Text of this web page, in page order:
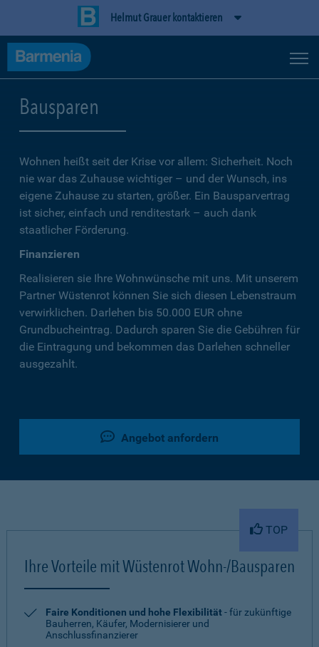
Helmut Grauer kontaktieren
Bausparen
Wohnen heißt seit der Krise vor allem: Sicherheit. Noch
nie war das Zuhause wichtiger – und der Wunsch, ins
eigene Zuhause zu starten, größer. Ein Bausparvertrag
ist sicher, einfach und renditestark – auch dank
staatlicher Förderung.
Finanzieren
Realisieren sie Ihre Wohnwünsche mit uns. Mit unserem
Partner Wüstenrot können Sie sich diesen Lebenstraum
verwirklichen. Darlehen bis 50.000 EUR ohne
Grundbucheintrag. Dadurch sparen Sie die Gebühren für
die Eintragung und bekommen das Darlehen schneller
ausgezahlt.
Angebot anfordern
TOP
Ihre Vorteile mit Wüstenrot Wohn-/Bausparen
Faire Konditionen und hohe Flexibilität- für zukünftige
Bauherren, Käufer, Modernisierer und
Anschlussfinanzierer